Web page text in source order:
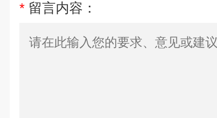
* 留言内容：